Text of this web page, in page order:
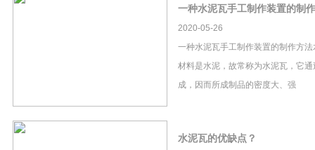
一种水泥瓦手工制作装置的制
2020-05-26
一种水泥瓦手工制作装置的制作方
材料是水泥，故常称为水泥瓦，它
成，因而所成制品的密度大、强
水泥瓦的优缺点？